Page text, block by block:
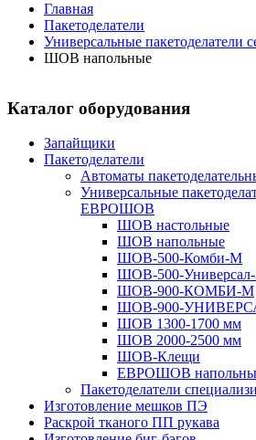
Главная
Пакетоделатели
Универсальные
ШОВ напольные
Каталог оборудования
Запайщики
Пакетоделатели
Автоматы
Универсальные
ЕВРОШОВ
ШОВ настольные
ШОВ напольные
ШОВ-500-Комби-М
ШОВ-500-
ШОВ-900-КОМБИ-М
ШОВ-900-
ШОВ 1300-1700 мм
ШОВ 2000-2500 мм
ШОВ-Клещи
ЕВРОШОВ
Пакетоделатели
Изготовление мешков ПЭ
Раскрой тканого ПП рукава